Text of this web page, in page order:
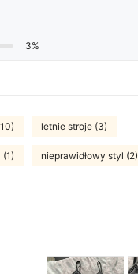
3%
letnie stroje (3)
nieprawidłowy styl (2)